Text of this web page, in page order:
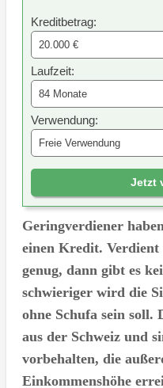
Kreditbetrag:
Laufzeit:
Verwendung:
Jetzt
Geringverdiener
einen Kredit.
genug, dann gibt es
schwieriger wird die
ohne Schufa sein soll.
aus der Schweiz und
vorbehalten, die
Einkommenshöhe